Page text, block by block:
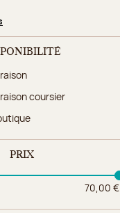
coursier
PRIX
70,00 €